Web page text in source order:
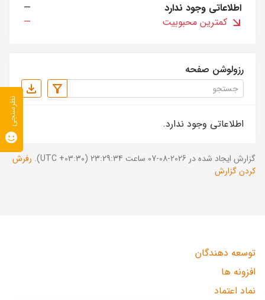
اطلاعاتی وجود ندارد
—
کمترین محبوبیت
—
رزولوشن صفحه
اطلاعاتی وجود ندارد.
گزارش ایجاد شده در 2026-08-07 ساعت 23:29:34 (UTC +03:30).
رفرش
کردن گزارش
توسعه دهندگان
افزونه ها
نماد اعتماد
نظرسنجی